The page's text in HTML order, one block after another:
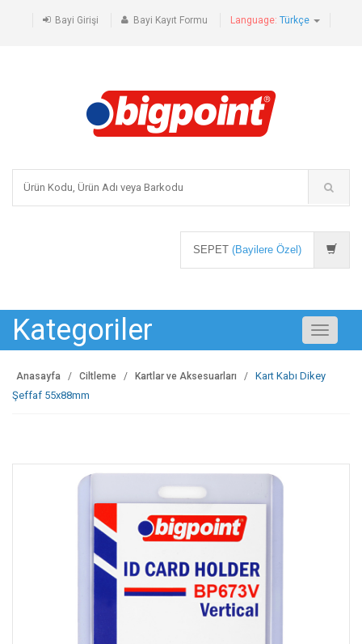
Bayi Girişi Bayi Kayıt Formu Language: Türkçe
SEPET (Bayilere Özel)
Kategoriler
Toggle
Anasayfa Ciltleme Kartlar ve Aksesuarları
Kart Kabı Dikey
Şeffaf 55x88mm